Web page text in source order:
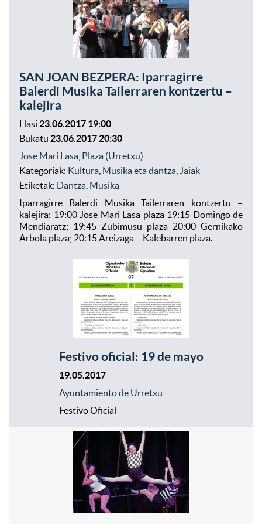
SAN JOAN BEZPERA: Iparragirre
Balerdi Musika Tailerraren kontzertu –
kalejira
Hasi 23.06.2017 19:00
Bukatu 23.06.2017 20:30
Jose Mari Lasa, Plaza (Urretxu)
Kategoriak: Kultura Musika eta dantza Jaiak
Etiketak: Dantza Musika
Iparragirre Balerdi Musika Tailerraren kontzertu –
kalejira: 19:00 Jose Mari Lasa plaza 19:15 Domingo de
Mendiaratz; 19:45 Zubimusu plaza 20:00 Gernikako
Arbola plaza; 20:15 Areizaga – Kalebarren plaza.
Festivo oficial: 19 de mayo
19.05.2017
Ayuntamiento de Urretxu
Festivo Oficial